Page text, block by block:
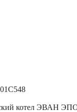
котел ЭВАН